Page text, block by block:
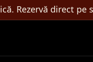
Rezervă direct pe